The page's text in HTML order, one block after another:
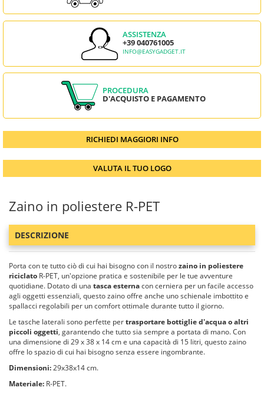
ASSISTENZA
+39 040761005
INFO@EASYGADGET.IT
PROCEDURA
D'ACQUISTO E PAGAMENTO
RICHIEDI MAGGIORI INFO
VALUTA IL TUO LOGO
Zaino in poliestere R-PET
DESCRIZIONE
Porta con te tutto ciò di cui hai bisogno con il nostrozaino in poliestere
riciclato R-PET, un'opzione pratica e sostenibile per le tue avventure
quotidiane. Dotato di una tasca esternacon cerniera per un facile accesso
agli oggetti essenziali, questo zaino offre anche uno schienale imbottito e
spallacci regolabili per un comfort ottimale durante tutto il giorno.
Le tasche laterali sono perfette pertrasportare bottiglie d'acqua o altri
piccoli oggetti, garantendo che tutto sia sempre a portata di mano. Con
una dimensione di 29 x 38 x 14 cm e una capacità di 15 litri, questo zaino
offre lo spazio di cui hai bisogno senza essere ingombrante.
Dimensioni:29x38x14 cm.
Materiale: R-PET.